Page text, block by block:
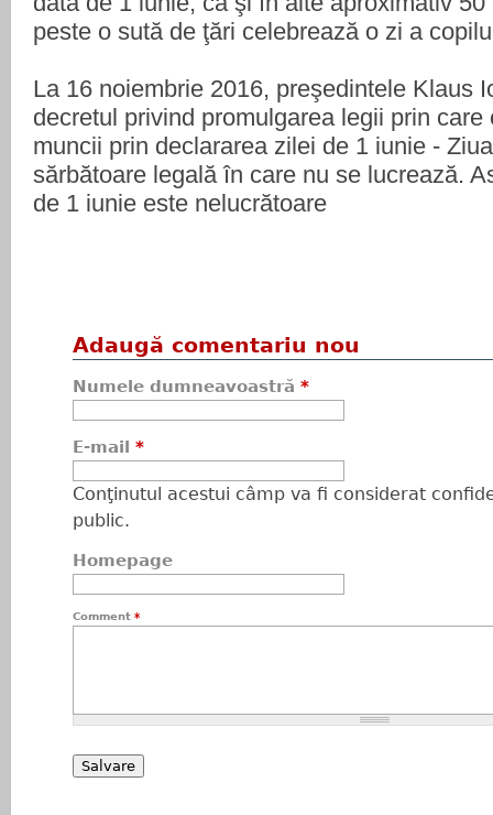
peste o sută de ţări celebrează o zi a
La 16 noiembrie 2016, preşedintele Klaus
decretul privind promulgarea legii prin
muncii prin declararea zilei de 1 iunie -
sărbătoare legală în care nu se lucrează.
de 1 iunie este nelucrătoare
Adaugă comentariu nou
Numele dumneavoastră *
E-mail *
Conţinutul acestui câmp va fi considerat
public.
Homepage
Comment *